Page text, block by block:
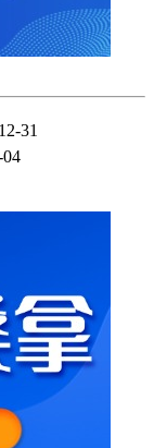
12-31
04